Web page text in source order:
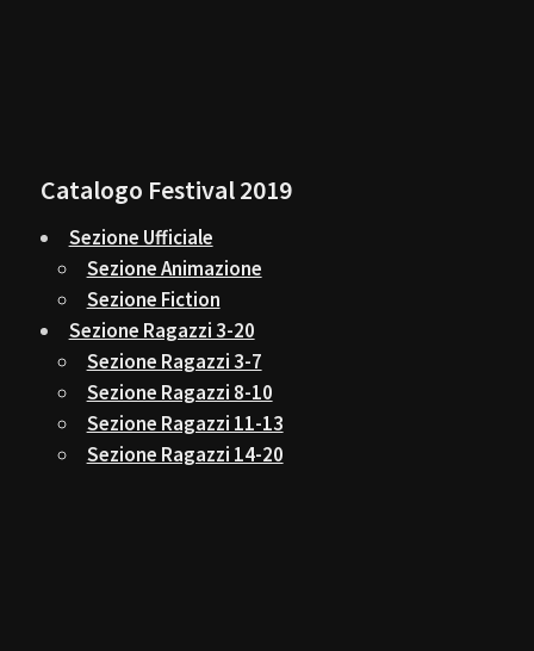
Catalogo Festival 2019
Sezione Ufficiale
Sezione Animazione
Sezione Fiction
Sezione Ragazzi 3-20
Sezione Ragazzi 3-7
Sezione Ragazzi 8-10
Sezione Ragazzi 11-13
Sezione Ragazzi 14-20